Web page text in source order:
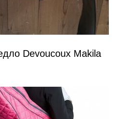
Devoucoux Makila